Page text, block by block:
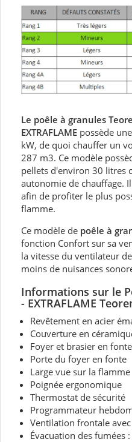
Le poêle à granules
EXTRAFLAME possède
kW, de quoi chauffer un
287 m3. Ce modèle
pellets d'environ 30 litres
autonomie de chauffage.
afin de profiter le plus
flamme.
Ce modèle de poêle à
fonction Confort sur sa
la vitesse du ventilateur
moins de nuisances
Informations sur le
- EXTRAFLAME
Revêtement en acier
Couverture en
Foyer et brasier en fonte
Porte du foyer en fonte
Large vue sur la flamme
Poignée ergonomique
Thermostat de sécurité
Programmateur
Ventilation frontale
Évacuation des fumées